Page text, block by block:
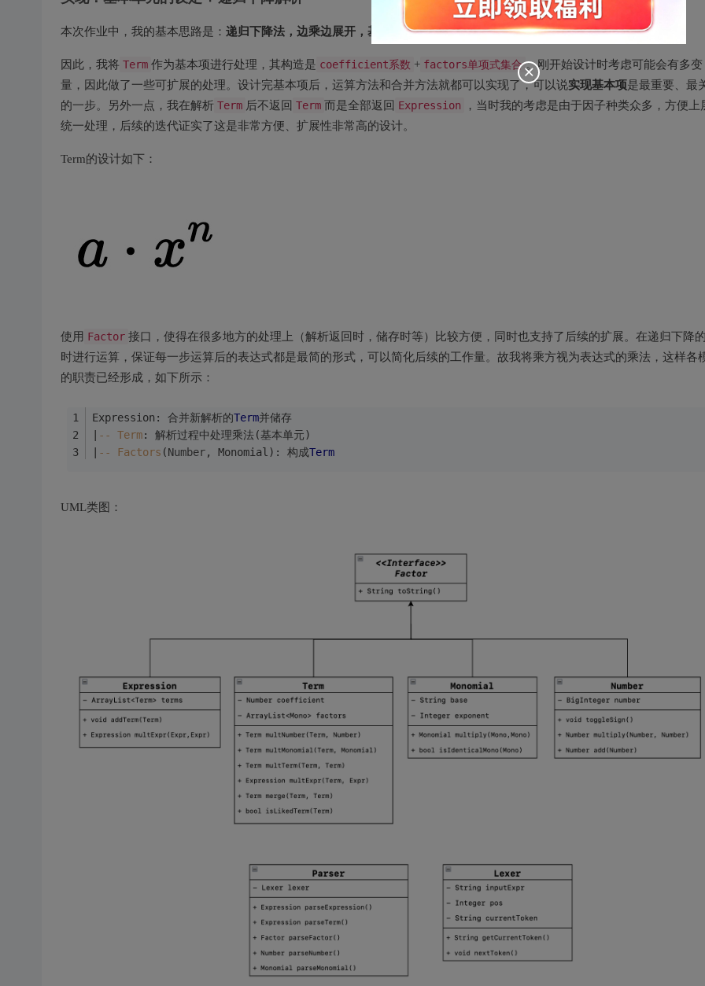
本次作业中，我的基本思路是： 递归下降法，边乘边展开，基本项乘法，表达式加减。
因此，我将 Term 作为基本项进行处理，其构造是 coefficient系数 + factors单项式集合 。刚开始设计时考虑可能会有多变
量，因此做了一些可扩展的处理。设计完基本项后，运算方法和合并方法就都可以实现了，可以说实现基本项是最重要、最
的一步。另外一点，我在解析 Term 后不返回 Term 而是全部返回 Expression
，当时我的考虑是由于因子种类众多，方便上
统一处理，后续的迭代证实了这是非常方便、扩展性非常高的设计。
Term的设计如下：
使用 Factor 接口，使得在很多地方的处理上（解析返回时，储存时等）比较方便，同时也支持了后续的扩展。在递归下降
时进行运算，保证每一步运算后的表达式都是最简的形式，可以简化后续的工作量。故我将乘方视为表达式的乘法，这样各
的职责已经形成，如下所示：
Expression: 合并新解析的Term并储存
-- Term: 解析过程中处理乘法(基本单元)
-- Factors (Number, Monomial): 构成Term
UML类图：